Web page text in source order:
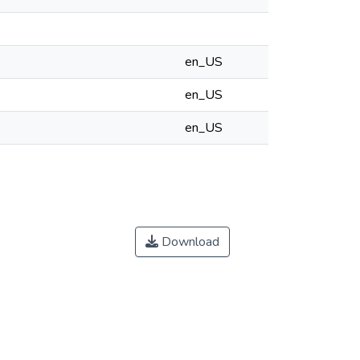
en_US
en_US
en_US
Download